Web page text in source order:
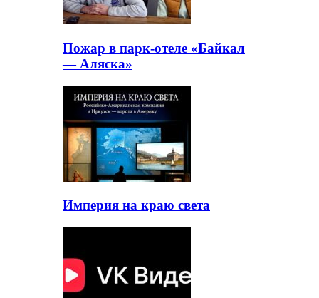
Пожар в парк-отеле «Байкал
— Аляска»
Империя на краю света